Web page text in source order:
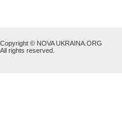
Copyright © NOVA UKRAINA.ORG
All rights reserved.